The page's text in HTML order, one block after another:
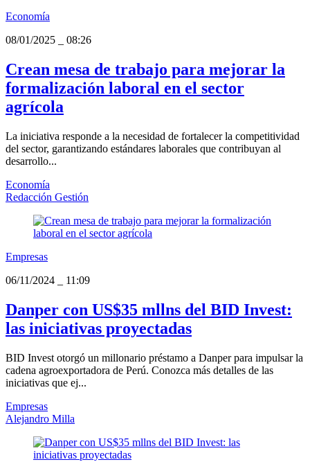
Economía
08/01/2025
08:26
Crean mesa de trabajo para mejorar la
formalización laboral en el sector
agrícola
La iniciativa responde a la necesidad de fortalecer la competitividad
del sector, garantizando estándares laborales que contribuyan al
desarrollo...
Economía
Redacción Gestión
Empresas
06/11/2024
11:09
Danper con US$35 mllns del BID Invest:
las iniciativas proyectadas
BID Invest otorgó un millonario préstamo a Danper para impulsar la
cadena agroexportadora de Perú. Conozca más detalles de las
iniciativas que ej...
Empresas
Alejandro Milla